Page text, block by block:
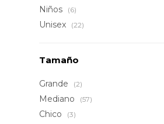
Niños (6)
Unisex (22)
Tamaño
Grande (2)
Mediano (57)
Chico (3)